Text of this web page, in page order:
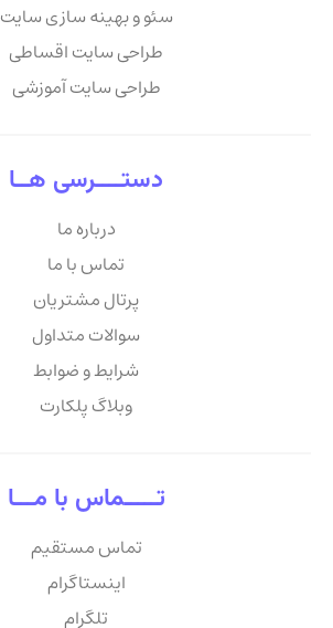
سئو و بهینه سازی سایت
طراحی سایت اقساطی
طراحی سایت آموزشی
دستــــرسی هــا
درباره ما
تماس با ما
پرتال مشتریان
سوالات متداول
شرایط و ضوابط
وبلاگ پلکارت
تـــــماس با مـــا
تماس مستقیم
اینستاگرام
تلگرام